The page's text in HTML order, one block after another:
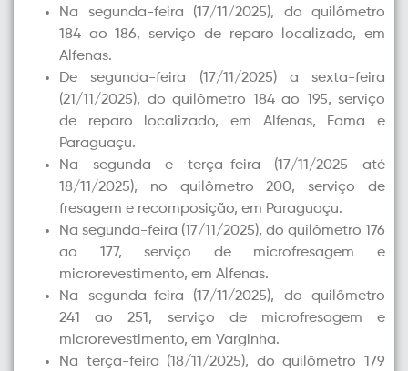
Na segunda-feira (17/11/2025), do quilômetro
184 ao 186, serviço de reparo localizado, em
Alfenas.
De segunda-feira (17/11/2025) a sexta-feira
(21/11/2025), do quilômetro 184 ao 195, serviço
de reparo localizado, em Alfenas, Fama e
Paraguaçu.
Na segunda e terça-feira (17/11/2025 até
18/11/2025), no quilômetro 200, serviço de
fresagem e recomposição, em Paraguaçu.
Na segunda-feira (17/11/2025), do quilômetro 176
ao 177, serviço de microfresagem e
microrevestimento, em Alfenas.
Na segunda-feira (17/11/2025), do quilômetro
241 ao 251, serviço de microfresagem e
microrevestimento, em Varginha.
Na terça-feira (18/11/2025), do quilômetro 179